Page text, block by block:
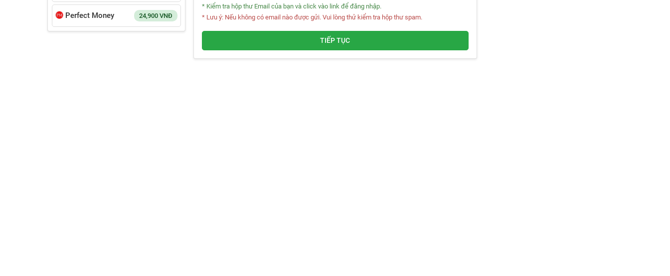
Perfect Money 24,900VNĐ
* Kiểm tra hộp thư Email của bạn và click vào link để đăng nhập.
* Lưu ý: Nếu không có email nào được gửi. Vui lòng thử kiểm tra hộp thư spam.
TIẾP TỤC